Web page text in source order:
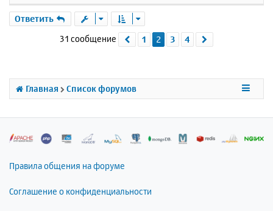
е
к
а
а
Ответить
31 сообщение Пред.
1 2 3 4
Главная Список форумов
Правила общения на форуме
Соглашение о конфиденциальности